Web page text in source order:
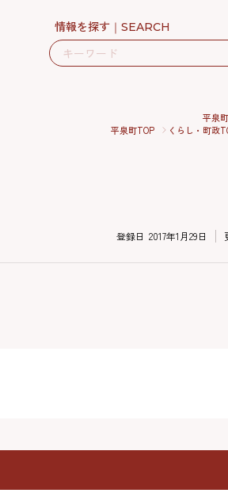
情報を探す SEARCH
平泉
平泉町TOP
くらし・町政
登録日 2017年1月29日